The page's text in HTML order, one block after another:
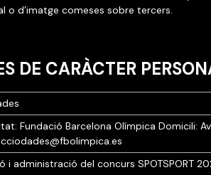
d’imatge comeses sobre tercers.
DE CARÀCTER
Fundació Barcelona Olímpica Domicili:
i administració del concurs SPOTSPORT